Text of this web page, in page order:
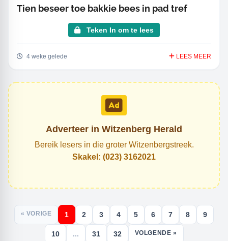
Tien beseer toe bakkie bees in pad tref
Teken In om te lees
4 weke gelede LEES MEER
Adverteer in Witzenberg Herald
Bereik lesers in die groter Witzenbergstreek.
Skakel: (023) 3162021
« VORIGE 1 2 3 4 5 6 7 8 9
10 ... 31 32 VOLGENDE »